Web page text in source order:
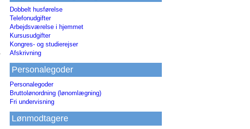
Dobbelt husførelse
Telefonudgifter
Arbejdsværelse i hjemmet
Kursusudgifter
Kongres- og studierejser
Afskrivning
Personalegoder
Personalegoder
Bruttolønordning (lønomlægning)
Fri undervisning
Lønmodtagere